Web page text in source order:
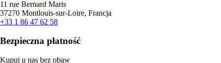
11 rue Bernard Maris
37270 Montlouis-sur-Loire, Francja
+33 1 86 47 62 58
Bezpieczna płatność
Kupuj u nas bez obaw